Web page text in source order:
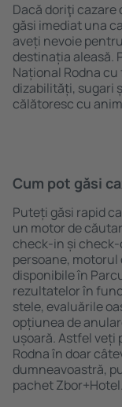
Dacă doriţi cazare
găsi imediat una
aveți nevoie
destinația aleasă.
Național Rodna
dizabilități, sugari
călătoresc cu
Cum pot găsi
Puteți găsi rapid
un motor de
check-in și check-
persoane,
disponibile în
rezultatelor în
stele, evaluările
opțiunea de
ușoară. Astfel veți
Rodna în doar
dumneavoastră,
pachet Zbor+Hotel.